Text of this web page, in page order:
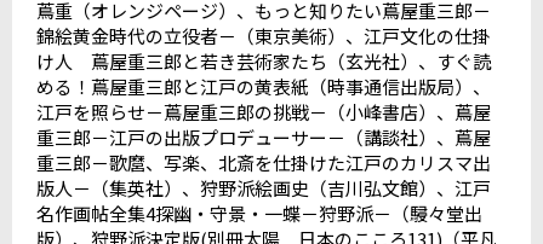
蔦重（オレンジページ）、もっと知りたい蔦屋重三郎－
錦絵黄金時代の立役者－（東京美術）、江戸文化の仕掛
け人 蔦屋重三郎と若き芸術家たち（玄光社）、すぐ読
める！蔦屋重三郎と江戸の黄表紙（時事通信出版局）、
江戸を照らせ－蔦屋重三郎の挑戦－（小峰書店）、蔦屋
重三郎－江戸の出版プロデューサー－（講談社）、蔦屋
重三郎－歌麿、写楽、北斎を仕掛けた江戸のカリスマ出
版人－（集英社）、狩野派絵画史（吉川弘文館）、江戸
名作画帖全集4探幽・守景・一蝶－狩野派－（駸々堂出
版）、狩野派決定版(別冊太陽 日本のこころ131) （平凡